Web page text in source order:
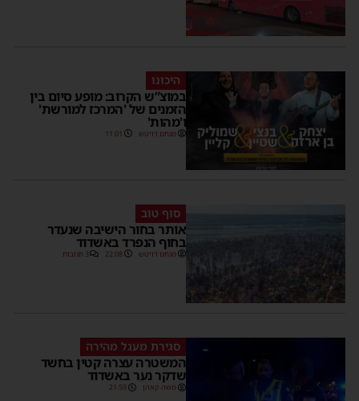
היכונו
במוצ”ש הקרוב: מופע סיום בין
הזמנים של 'המרכז למורשת'
ו'מהות'
מנחם דויטש 11:01
סוף טוב
אותר בחור הישיבה שנעדר
בחוף הנפרד באשדוד
מנחם דויטש 22:08 3 תגובות
סגירת מעגל מהירה
המשטרה עצרה קטין בחשד
שדקר נער באשדוד
משה קאהן 21:59